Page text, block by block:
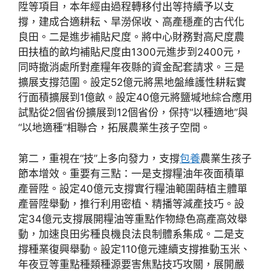
陞等項目，本年經由過程轉移付出等持續予以支
撐，建成合適耕耘、旱澇保收、高產穩產的古代化
良田。二是進步補貼尺度。將中心財務對高尺度農
田扶植的畝均補貼尺度由1300元進步到2400元，
同時撤消處所對產糧年夜縣的資金配套請求。三是
擴展支撐范圍。設定52億元將黑地盤維護性耕耘實
行面積擴展到1億畝。設定40億元將鹽堿地綜合應用
試點從2個省份擴展到12個省份，保持“以種適地”與
“以地適種”相聯合，拓展農業生孩子空間。
第二，重視在“技”上多向發力，支撐包養農業生孩子
節本增效。重要有三點：一是支撐糧油年夜面積單
產晉陞。設定40億元支撐實行糧油範圍蒔植主體單
產晉陞舉動，推行利用密植、精播等減產技巧。設
定34億元支撐展開糧油等重點作物綠色高產高效舉
動，加速良田劣種良機良法良制體系集成。二是支
撐種業復興舉動。設定110億元連續支撐推動玉米、
年夜豆等重點種類種源要害焦點技巧攻關，展開嚴